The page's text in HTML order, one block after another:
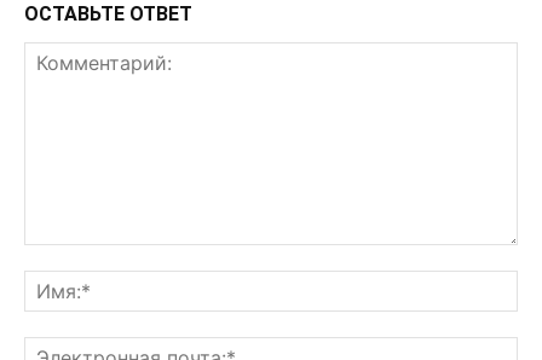
ОСТАВЬТЕ ОТВЕТ